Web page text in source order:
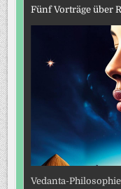
Fünf Vorträge über
Vedanta-